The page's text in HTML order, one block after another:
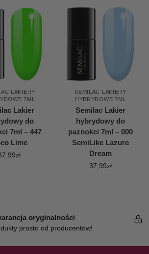
LAKIERY
7ML
Lakier
do
7ml – 447
Lime
zł
SEMILAC LAKIERY
HYBRYDOWE 7ML
Semilac Lakier
hybrydowy do
paznokci 7ml – 000
SemiLike Lazure
Dream
37,99zł
oryginalności
prosto od producentów!